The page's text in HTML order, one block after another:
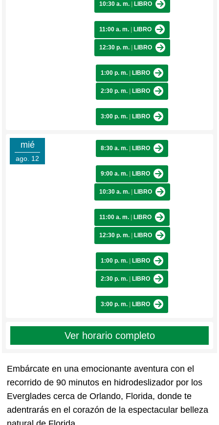
10:30 a. m. LIBRO
11:00 a. m. LIBRO
12:30 p. m. LIBRO
1:00 p. m. LIBRO
2:30 p. m. LIBRO
3:00 p. m. LIBRO
mié
ago. 12
8:30 a. m. LIBRO
9:00 a. m. LIBRO
10:30 a. m. LIBRO
11:00 a. m. LIBRO
12:30 p. m. LIBRO
1:00 p. m. LIBRO
2:30 p. m. LIBRO
3:00 p. m. LIBRO
Ver horario completo
Embárcate en una emocionante aventura con el
recorrido de 90 minutos en hidrodeslizador por los
Everglades cerca de Orlando, Florida, donde te
adentrarás en el corazón de la espectacular belleza